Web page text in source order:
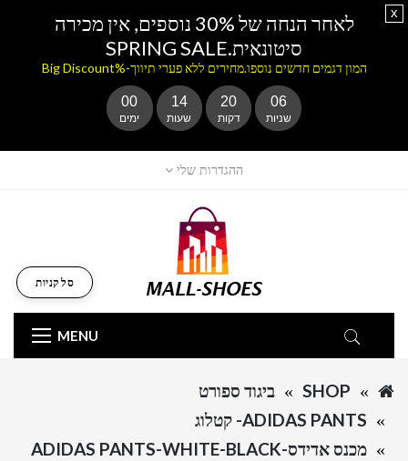
ההגדרות שלי
MENU
סל קניות
SHOP
ביגוד ספורט
ADIDAS PANTS- קטלוג
מכנס אדידס-ADIDAS PANTS-WHITE-BLACK
לאחר הנחה של 30% נוספים, אין מכירה
סיטונאית.SPRING SALE
המון דגמים חדשים נוספו.מחירים ללא פערי תיווך-%Big Discount
00
ימים
14
שעות
20
דקות
06
שניות
x